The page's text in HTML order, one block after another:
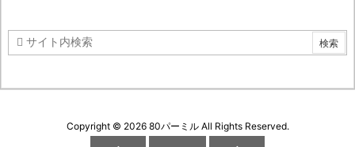
Copyright © 2026 80パーミルAll Rights Reserved.